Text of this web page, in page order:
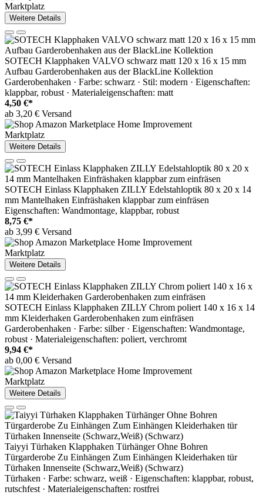
Marktplatz
Weitere Details
SOTECH Klapphaken VALVO schwarz matt 120 x 16 x 15 mm
Aufbau Garderobenhaken aus der BlackLine Kollektion
Garderobenhaken · Farbe: schwarz · Stil: modern · Eigenschaften:
klappbar, robust · Materialeigenschaften: matt
4,50 €*
ab 3,20 € Versand
Marktplatz
Weitere Details
SOTECH Einlass Klapphaken ZILLY Edelstahloptik 80 x 20 x 14
mm Mantelhaken Einfräshaken klappbar zum einfräsen
Eigenschaften: Wandmontage, klappbar, robust
8,75 €*
ab 3,99 € Versand
Marktplatz
Weitere Details
SOTECH Einlass Klapphaken ZILLY Chrom poliert 140 x 16 x 14
mm Kleiderhaken Garderobenhaken zum einfräsen
Garderobenhaken · Farbe: silber · Eigenschaften: Wandmontage,
robust · Materialeigenschaften: poliert, verchromt
9,94 €*
ab 0,00 € Versand
Marktplatz
Weitere Details
Taiyyi Türhaken Klapphaken Türhänger Ohne Bohren
Türgarderobe Zu Einhängen Zum Einhängen Kleiderhaken tür
Türhaken Innenseite (Schwarz,Weiß) (Schwarz)
Türhaken · Farbe: schwarz, weiß · Eigenschaften: klappbar, robust,
rutschfest · Materialeigenschaften: rostfrei